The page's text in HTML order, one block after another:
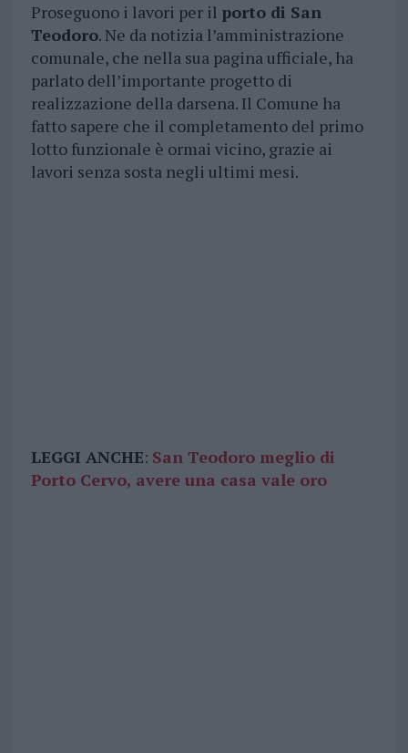
Proseguono i lavori per il porto di San
Teodoro. Ne da notizia l’amministrazione
comunale, che nella sua pagina ufficiale, ha
parlato dell’importante progetto di
realizzazione della darsena. Il Comune ha
fatto sapere che il completamento del primo
lotto funzionale è ormai vicino, grazie ai
lavori senza sosta negli ultimi mesi.
LEGGI ANCHE: San Teodoro meglio di
Porto Cervo, avere una casa vale oro